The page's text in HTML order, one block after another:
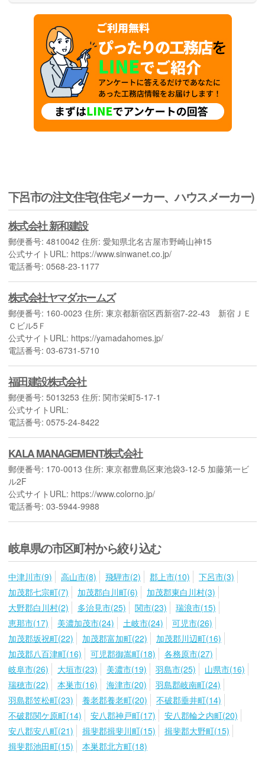
だけます。
下呂市の注文住宅(住宅メーカー、ハウスメーカー)
株式会社 新和建設
郵便番号: 4810042 住所: 愛知県北名古屋市野崎山神15
公式サイトURL: https://www.sinwanet.co.jp/
電話番号: 0568-23-1177
株式会社ヤマダホームズ
郵便番号: 160-0023 住所: 東京都新宿区西新宿7-22-43 新宿ＪＥ
Ｃビル5Ｆ
公式サイトURL: https://yamadahomes.jp/
電話番号: 03-6731-5710
福田建設株式会社
郵便番号: 5013253 住所: 関市栄町5-17-1
公式サイトURL:
電話番号: 0575-24-8422
KALA MANAGEMENT株式会社
郵便番号: 170-0013 住所: 東京都豊島区東池袋3-12-5 加藤第一ビ
ル2F
公式サイトURL: https://www.colorno.jp/
電話番号: 03-5944-9988
岐阜県の市区町村から絞り込む
中津川市(9) 高山市(8) 飛騨市(2) 郡上市(10)
下呂市(3)
加茂郡七宗町(7)
加茂郡白川町(6)
加茂郡東白川村(3)
大野郡白川村(2)
多治見市(25) 関市(23)
瑞浪市(15)
恵那市(17)
美濃加茂市(24) 土岐市(24)
可児市(26)
加茂郡坂祝町(22)
加茂郡富加町(22)
加茂郡川辺町(16)
加茂郡八百津町(16)
可児郡御嵩町(18)
各務原市(27)
岐阜市(26)
大垣市(23) 美濃市(19) 羽島市(25)
山県市(16)
瑞穂市(22)
本巣市(16) 海津市(20)
羽島郡岐南町(24)
羽島郡笠松町(23)
養老郡養老町(20)
不破郡垂井町(14)
不破郡関ケ原町(14)
安八郡神戸町(17)
安八郡輪之内町(20)
安八郡安八町(21)
揖斐郡揖斐川町(15)
揖斐郡大野町(15)
揖斐郡池田町(15)
本巣郡北方町(18)